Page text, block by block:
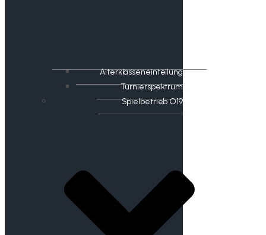
Alterklasseneinteilung
Turnierspektrum
Spielbetrieb O19